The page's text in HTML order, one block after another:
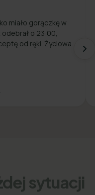
miało gorączkę w
o 23:00,
od ręki. Życiowa
sytuacji